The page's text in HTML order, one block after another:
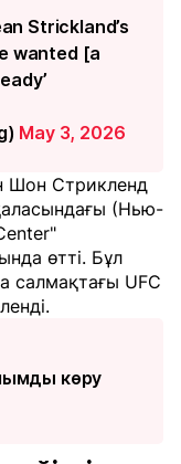
Strickland’s
wanted [a
May 3, 2026
Шон Стрикленд
(Нью-
өтті. Бұл
салмақтағы UFC
көру